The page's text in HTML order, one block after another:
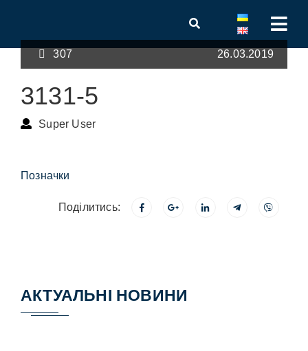
307 26.03.2019
3131-5
Super User
Позначки
Поділитись:
АКТУАЛЬНІ НОВИНИ